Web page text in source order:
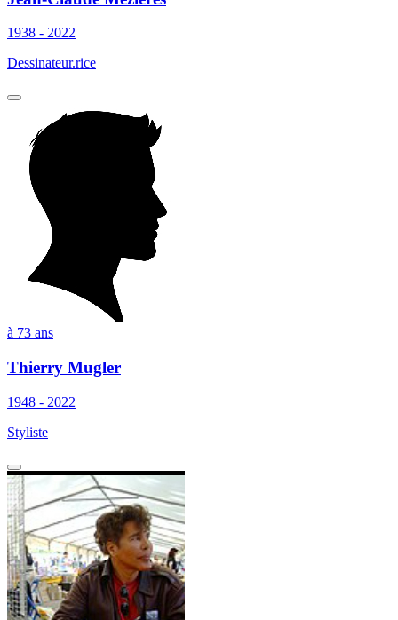
1938 - 2022
Dessinateur.rice
à 73 ans
Thierry Mugler
1948 - 2022
Styliste